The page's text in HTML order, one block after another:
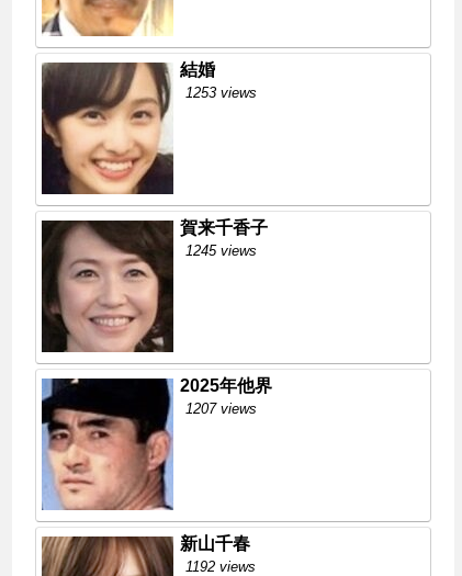
結婚
1253 views
賀来千香子
1245 views
2025年他界
1207 views
新山千春
1192 views